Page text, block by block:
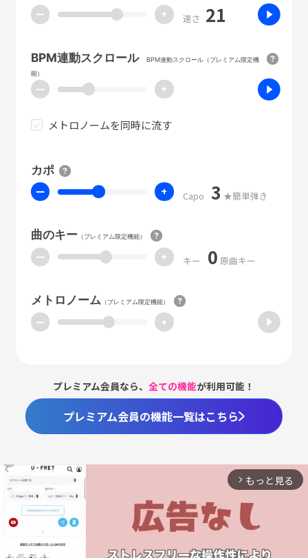
ー + 速さ 21
BPM連動スクロール
BPM連動スクロール（プレミアム限定機
能）
ー +
メトロノームを同時に流す
カポ
ー + Capo 3 ★簡単弾き
曲のキー（プレミアム限定機能）
ー + キー 0 原曲キー
メトロノーム （プレミアム限定機能）
ー +
プレミアム会員なら、全ての機能が利用可能！
プレミアム会員の機能一覧はこちら
arrow_forward_ios もっと見る